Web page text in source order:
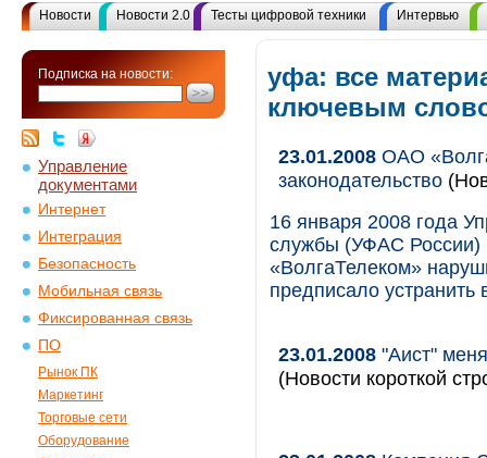
Новости Новости 2.0 Тесты цифровой техники Интервью
Подписка на новости:
Управление
документами
Интернет
Интеграция
Безопасность
Мобильная связь
Фиксированная связь
ПО
Рынок ПК
Маркетинг
Торговые сети
Оборудование
уфа: все
ключевым
23.01.2008 ОАО
законодательство
16 января 2008 года
службы (УФАС России)
«ВолгаТелеком»
предписало
23.01.2008 "Аист"
(Новости короткой